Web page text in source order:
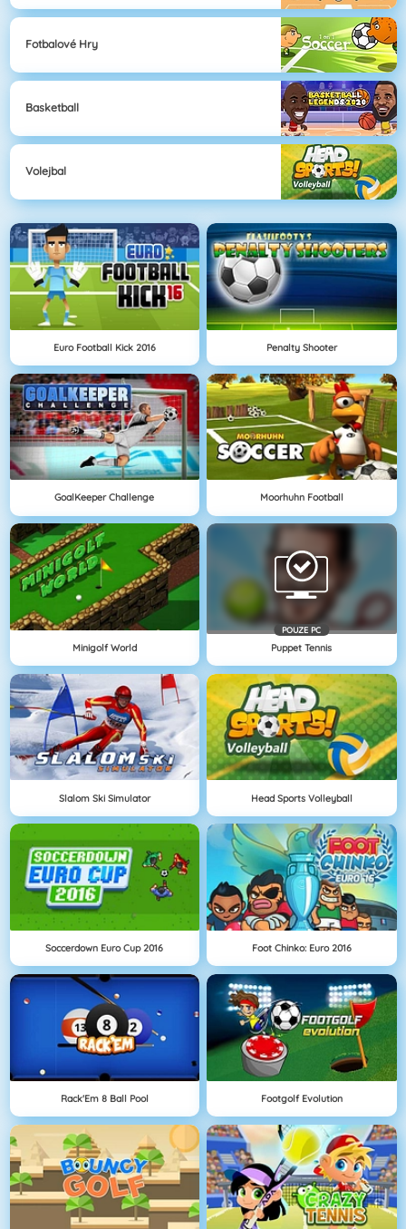
Fotbalové Hry
Basketball
Volejbal
Euro Football Kick 2016 Penalty Shooter
GoalKeeper Challenge Moorhuhn Football
Minigolf World
POUZE PC
Puppet Tennis
Slalom Ski Simulator Head Sports Volleyball
Soccerdown Euro Cup 2016 Foot Chinko: Euro 2016
Rack'Em 8 Ball Pool Footgolf Evolution